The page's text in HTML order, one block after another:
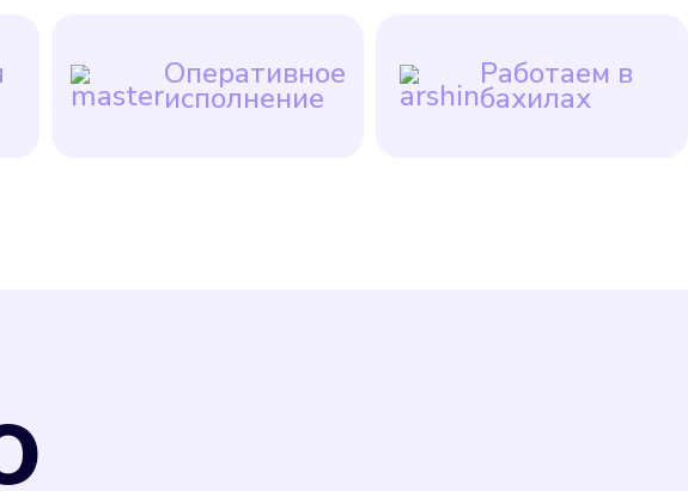
Оперативное
исполнение
Работаем в
бахилах